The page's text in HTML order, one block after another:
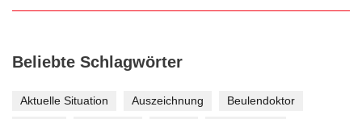
Beliebte Schlagwörter
Aktuelle Situation Auszeichnung
Beulendoktor